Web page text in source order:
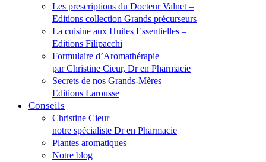
Les prescriptions du Docteur Valnet –
Editions collection Grands précurseurs
La cuisine aux Huiles Essentielles –
Editions Filipacchi
Formulaire d’Aromathérapie –
par Christine Cieur, Dr en Pharmacie
Secrets de nos Grands-Mères –
Editions Larousse
Conseils
Christine Cieur
notre spécialiste Dr en Pharmacie
Plantes aromatiques
Notre blog